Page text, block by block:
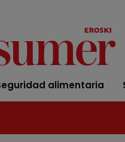
alimentaria